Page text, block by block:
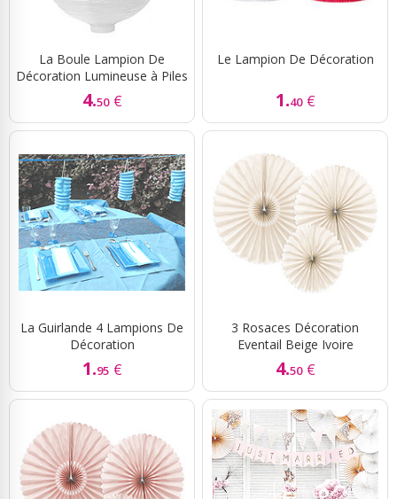
La Boule Lampion De
Décoration Lumineuse à Piles
4.50 €
Le Lampion De Décoration
1.40 €
La Guirlande 4 Lampions De
Décoration
1.95 €
3 Rosaces Décoration
Eventail Beige Ivoire
4.50 €